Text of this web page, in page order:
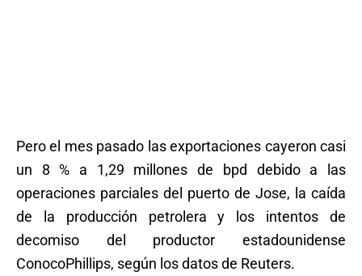
Pero el mes pasado las exportaciones cayeron casi
un 8 % a 1,29 millones de bpd debido a las
operaciones parciales del puerto de Jose, la caída
de la producción petrolera y los intentos de
decomiso del productor estadounidense
ConocoPhillips, según los datos de Reuters.